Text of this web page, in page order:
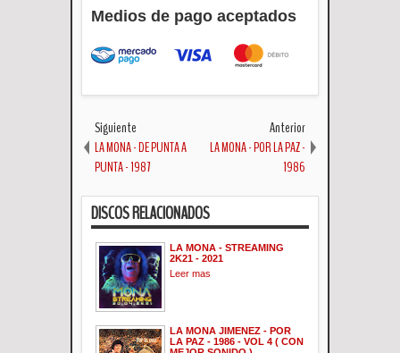
Medios de pago aceptados
Siguiente
LA MONA - DE PUNTA A
PUNTA - 1987
Anterior
LA MONA - POR LA PAZ -
1986
DISCOS RELACIONADOS
LA MONA - STREAMING
2K21 - 2021
Leer mas
LA MONA JIMENEZ - POR
LA PAZ - 1986 - VOL 4 ( CON